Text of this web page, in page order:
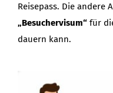
Reisepass. Die andere
„Besuchervisum“für
dauern kann.